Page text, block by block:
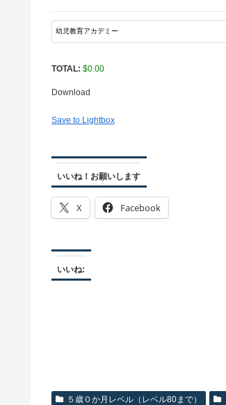
TOTAL: $0.00
Download
Save to Lightbox
いいね！お願いします
X Facebook
いいね:
５歳０か月レベル（レベル80まで）